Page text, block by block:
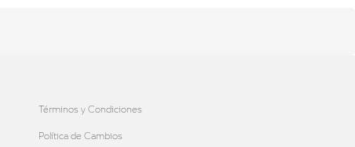
Términos y Condiciones
Política de Cambios